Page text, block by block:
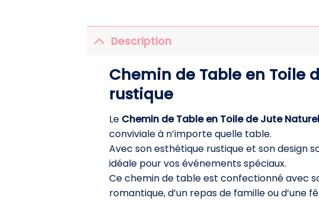
Description
Chemin de Table en Toile
rustique
Le Chemin de Table en Toile de Jute Naturel
conviviale à n’importe quelle table.
Avec son esthétique rustique et son design
idéale pour vos événements spéciaux.
Ce chemin de table est confectionné avec
romantique, d’un repas de famille ou d’une